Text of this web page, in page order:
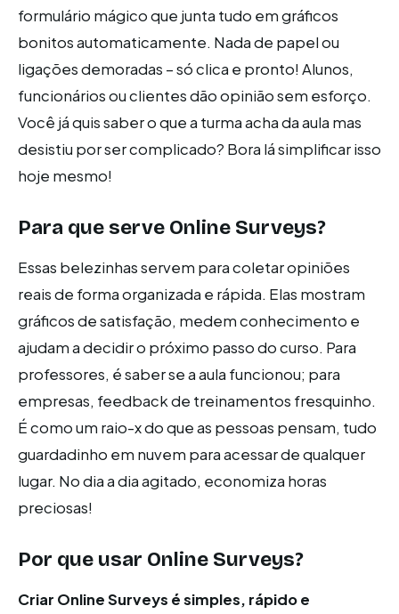
formulário mágico que junta tudo em gráficos
bonitos automaticamente. Nada de papel ou
ligações demoradas – só clica e pronto! Alunos,
funcionários ou clientes dão opinião sem esforço.
Você já quis saber o que a turma acha da aula mas
desistiu por ser complicado? Bora lá simplificar isso
hoje mesmo!
Para que serve Online Surveys?
Essas belezinhas servem para coletar opiniões
reais de forma organizada e rápida. Elas mostram
gráficos de satisfação, medem conhecimento e
ajudam a decidir o próximo passo do curso. Para
professores, é saber se a aula funcionou; para
empresas, feedback de treinamentos fresquinho.
É como um raio-x do que as pessoas pensam, tudo
guardadinho em nuvem para acessar de qualquer
lugar. No dia a dia agitado, economiza horas
preciosas!
Por que usar Online Surveys?
Criar Online Surveys é simples, rápido e